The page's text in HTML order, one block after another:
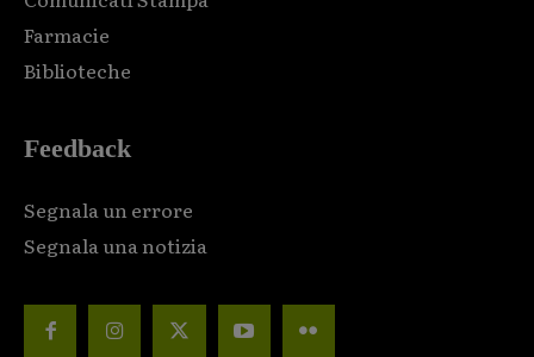
Farmacie
Biblioteche
Feedback
Segnala un errore
Segnala una notizia